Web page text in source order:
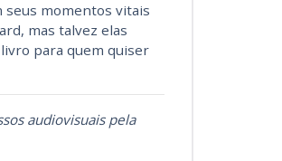
seus momentos vitais
mas talvez elas
para quem quiser
audiovisuais pela